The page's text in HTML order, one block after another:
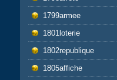
1799armee
1801loterie
1802republique
1805affiche